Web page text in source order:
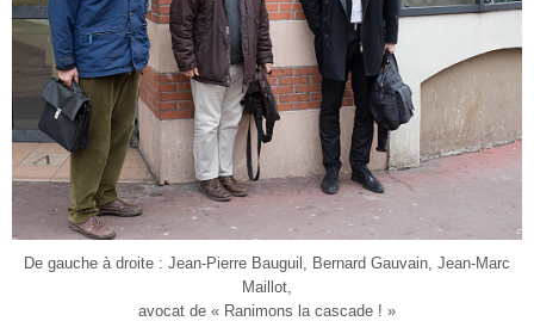
De gauche à droite : Jean-Pierre Bauguil, Bernard Gauvain, Jean-Marc
Maillot,
avocat de « Ranimons la cascade ! »